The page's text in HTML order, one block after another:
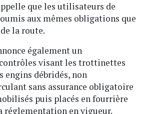
que les utilisateurs de
aux mêmes obligations que
la route.
également un
visant les trottinettes
engins débridés, non
sans assurance obligatoire
puis placés en fourrière
réglementation en vigueur.